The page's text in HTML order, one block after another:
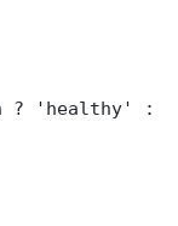
? 'healthy' :